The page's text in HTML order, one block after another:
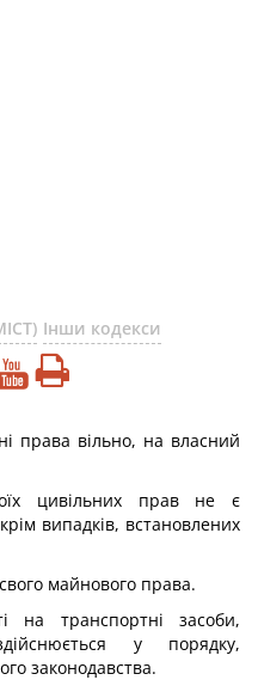
Інши кодекси
права вільно, на власний
цивільних прав не є
випадків, встановлених
майнового права.
на транспортні засоби,
у порядку,
законодавства.